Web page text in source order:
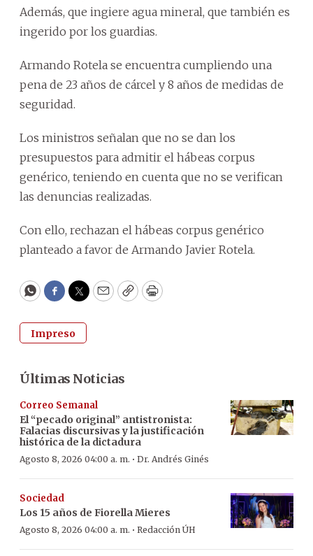
Además, que ingiere agua mineral, que también es
ingerido por los guardias.
Armando Rotela se encuentra cumpliendo una
pena de 23 años de cárcel y 8 años de medidas de
seguridad.
Los ministros señalan que no se dan los
presupuestos para admitir el hábeas corpus
genérico, teniendo en cuenta que no se verifican
las denuncias realizadas.
Con ello, rechazan el hábeas corpus genérico
planteado a favor de Armando Javier Rotela.
WhatsApp
Facebook
Twitter
EmailCopyPrint
Impreso
Últimas Noticias
Correo Semanal
El “pecado original” antistronista:
Falacias discursivas y la justificación
histórica de la dictadura
Agosto 8, 2026 04:00 a. m. · Dr. Andrés Ginés
Sociedad
Los 15 años de Fiorella Mieres
Agosto 8, 2026 04:00 a. m. · Redacción ÚH